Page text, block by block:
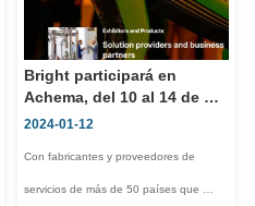
Bright participará en
Achema, del 10 al 14 de
junio de 2024, foro mundial
industrias de procesos.
2024-01-12
Con fabricantes y proveedores de
servicios de más de 50 países que